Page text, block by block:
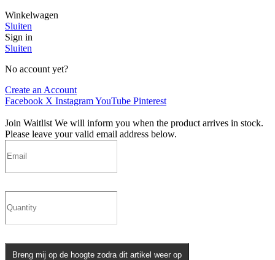
Winkelwagen
Sluiten
Sign in
Sluiten
No account yet?
Create an Account
Facebook X InstagramYouTube Pinterest
Join Waitlist We will inform you when the product arrives in stock.
Please leave your valid email address below.
Breng mij op de hoogte zodra dit artikel weer op